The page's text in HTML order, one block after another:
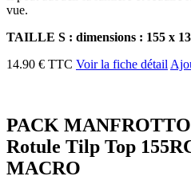
vue.
TAILLE S : dimensions : 155 x
14.90 € TTC Voir la fiche détail
PACK
Rotule Tilp Top
MACRO